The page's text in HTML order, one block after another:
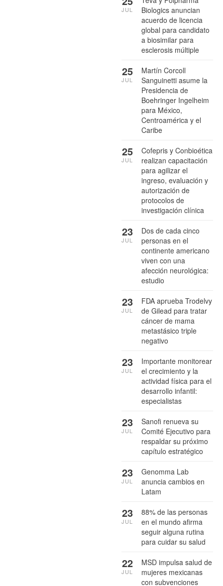
Biologics anuncian
acuerdo de licencia
global para candidato
a biosimilar para
esclerosis múltiple
JUL
Martín Corcoll
Sanguinetti asume la
Presidencia de
Boehringer Ingelheim
para México,
Centroamérica y el
Caribe
25
JUL
Cofepris y Conbioética
realizan capacitación
para agilizar el
ingreso, evaluación y
autorización de
protocolos de
investigación clínica
25
JUL
Dos de cada cinco
personas en el
continente americano
viven con una
afección neurológica:
estudio
23
JUL
FDA aprueba Trodelvy
de Gilead para tratar
cáncer de mama
metastásico triple
negativo
23
JUL
Importante monitorear
el crecimiento y la
actividad física para el
desarrollo infantil:
especialistas
23
JUL
Sanofi renueva su
Comité Ejecutivo para
respaldar su próximo
capítulo estratégico
23
JUL
Genomma Lab
anuncia cambios en
Latam
23
JUL
88% de las personas
en el mundo afirma
seguir alguna rutina
para cuidar su salud
23
JUL
MSD impulsa salud de
mujeres mexicanas
con subvenciones
22
JUL